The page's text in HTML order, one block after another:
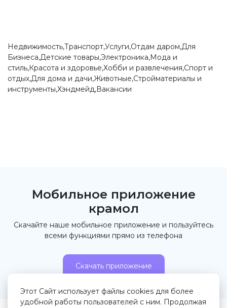
Недвижимость,Транспорт,Услуги,Отдам даром,Для
Бизнеса,Детские товары,Электроника,Мода и
стиль,Красота и здоровье,Хобби и развлечения,Спорт и
отдых,Для дома и дачи,Животные,Стройматериалы и
инструменты,Хэндмейд,Вакансии
Этот Сайт использует файлы cookies для более
удобной работы пользователей с ним. Продолжая
Мобильное приложение
крамол
Скачайте наше мобильное приложение и пользуйтесь
всеми функциями прямо из телефона
Скачать приложение